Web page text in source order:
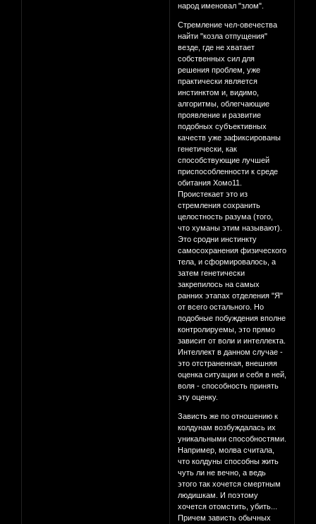
народ именовал "злом".
Стремление чел-овечества
найти "козла отпущения"
везде, где не хватает
собственных сил для
решения проблем, уже
практически является
инстинктом и, видимо,
алгоритмы, облегчающие
проявление и развитие
подобных субъективных
качеств уже зафиксированы
генетически, как
способствующие лучшей
приспособленности к среде
обитания Хомо11.
Проистекает это из
стремления сохранить
целостность разума (того,
что хуманы этим называют).
Это сродни инстинкту
самосохранения физического
тела, и сформировалось, а
затем генетически
закрепилось на самых
ранних этапах отделения "Я"
от всего остального. Но
подобные побуждения вполне
контролируемы, это прямо
зависит от воли и интеллекта.
Интеллект в данном случае -
это отстраненная, внешняя
оценка ситуации и себя в ней,
воля - способность принять
эту оценку.
Зависть же по отношению к
колдунам возбуждалась их
уникальными способностями.
Например, молва считала,
что колдуны способны жить
чуть ли не вечно, а ведь
этого так хочется смертным
людишкам. И поэтому
хочется отомстить, убить...
Причем зависть обычных